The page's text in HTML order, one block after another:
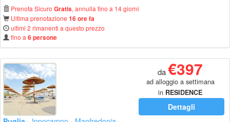
Prenota Sicuro Gratis, annulla fino a 14 giorni
Ultima prenotazione 16 ore fa
ultimi 2 rimanenti a questo prezzo
fino a 6 persone
da€397
ad alloggio a settimana
in RESIDENCE
Dettagli